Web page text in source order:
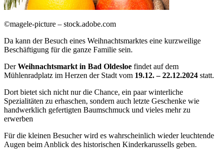
©magele-picture – stock.adobe.com
Da kann der Besuch eines Weihnachtsmarktes eine kurzweilige
Beschäftigung für die ganze Familie sein.
DerWeihnachtsmarkt in Bad Oldesloe findet auf dem
Mühlenradplatz im Herzen der Stadt vom 19.12. – 22.12.2024 statt.
Dort bietet sich nicht nur die Chance, ein paar winterliche
Spezialitäten zu erhaschen, sondern auch letzte Geschenke wie
handwerklich gefertigten Baumschmuck und vieles mehr zu
erwerben
Für die kleinen Besucher wird es wahrscheinlich wieder leuchtende
Augen beim Anblick des historischen Kinderkarussells geben.